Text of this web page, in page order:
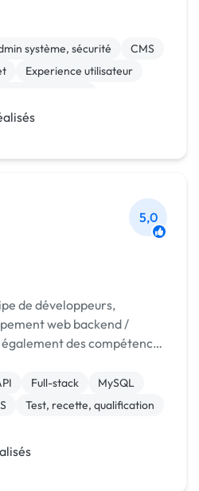
système, sécurité
CMS
Experience utilisateur
page
5,0
de développeurs,
web backend /
des compétences
des données. Depuis
Full-stack
MySQL
Test, recette, qualification